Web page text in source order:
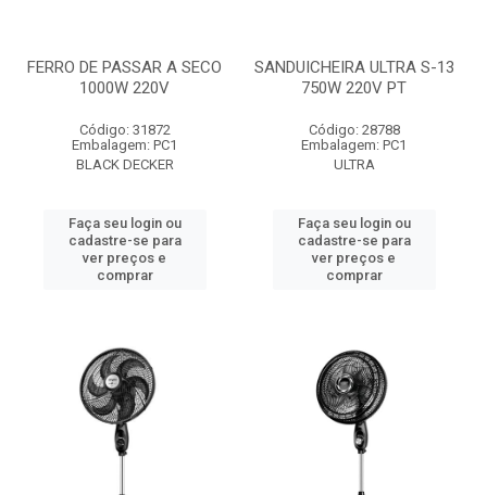
FERRO DE PASSAR A SECO
1000W 220V
Código: 31872
Embalagem: PC1
BLACK DECKER
Faça seu login ou
cadastre-se para
ver preços e
comprar
SANDUICHEIRA ULTRA S-13
750W 220V PT
Código: 28788
Embalagem: PC1
ULTRA
Faça seu login ou
cadastre-se para
ver preços e
comprar